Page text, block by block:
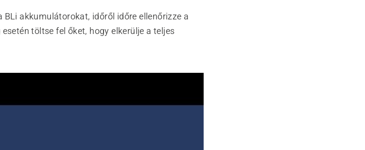
BLi akkumulátorokat, időről időre ellenőrizze a
töltse fel őket, hogy elkerülje a teljes